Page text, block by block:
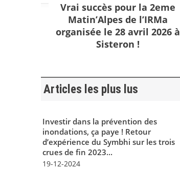
Vrai succès pour la 2eme
Matin’Alpes de l’IRMa
organisée le 28 avril 2026 à
Sisteron !
Articles les plus lus
Investir dans la prévention des
inondations, ça paye ! Retour
d’expérience du Symbhi sur les trois
crues de fin 2023...
19-12-2024